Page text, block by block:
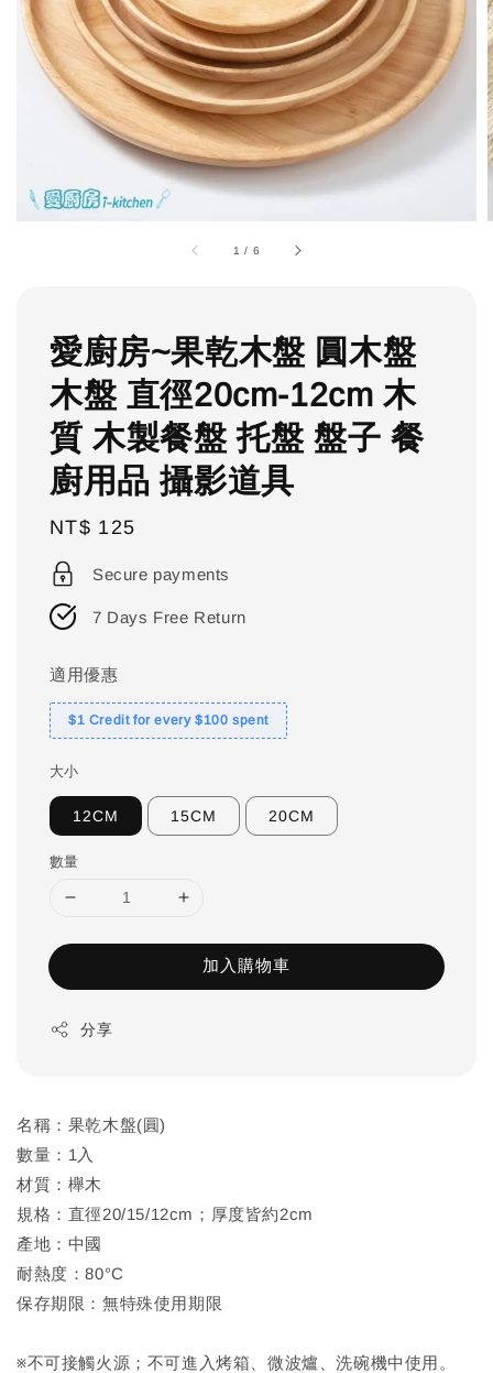
1 / 6
愛廚房~果乾木盤 圓木盤
木盤 直徑20cm-12cm 木
質 木製餐盤 托盤 盤子 餐
廚用品 攝影道具
Regular
price
NT$ 125
Secure payments
7 Days Free Return
適用優惠
$1 Credit for every $100 spent
大小
12CM 15CM 20CM
數量
加入購物車
分享
名稱：果乾木盤(圓)
數量：1入
材質：櫸木
規格：直徑20/15/12cm；厚度皆約2cm
產地：中國
耐熱度：80°C
保存期限：無特殊使用期限
※不可接觸火源；不可進入烤箱、微波爐、洗碗機中使用。